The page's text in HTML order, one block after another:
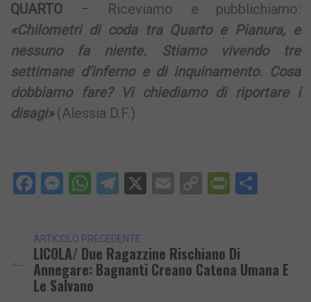
QUARTO – Riceviamo e pubblichiamo:
«Chilometri di coda tra Quarto e Pianura, e
nessuno fa niente. Stiamo vivendo tre
settimane d’inferno e di inquinamento. Cosa
dobbiamo fare? Vi chiediamo di riportare i
disagi»(Alessia D.F.)
Facebook
Messenger
WhatsApp
Telegram
X EmailCopy
ARTICOLO PRECEDENTE
LICOLA/ Due Ragazzine Rischiano Di
Annegare: Bagnanti Creano Catena Umana E
Le Salvano